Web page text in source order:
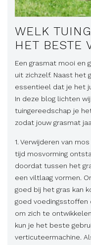
WELK
HET BESTE
Een grasmat mooi en
uit zichzelf. Naast het
essentieel dat je het
In deze blog lichten
tuingereedschap je
zodat jouw grasmat
1. Verwijderen van
tijd mosvorming
doordat tussen het
een viltlaag vormen.
goed bij het gras kan
goed voedingsstoffen
om zich te
kun je het beste
verticuteermachine.